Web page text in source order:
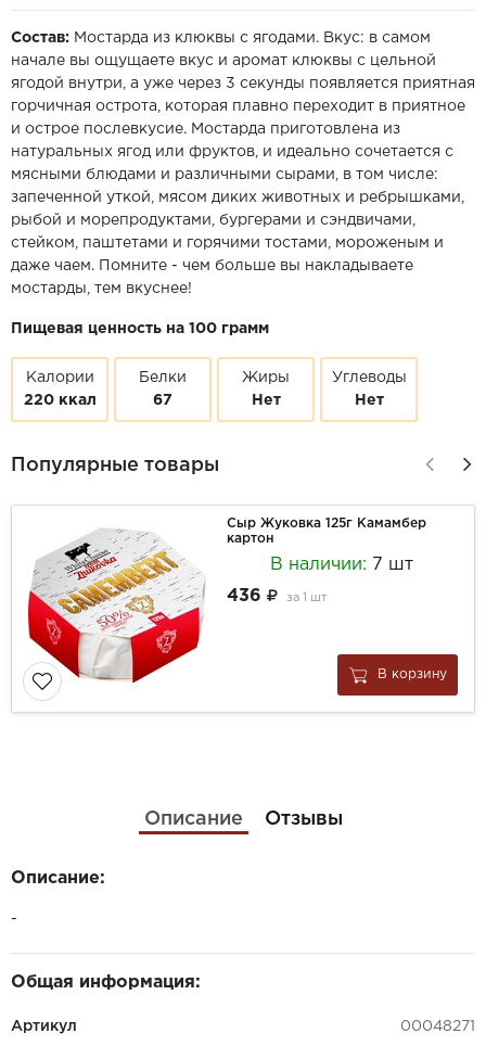
Состав: Мостарда из клюквы с ягодами. Вкус: в самом
начале вы ощущаете вкус и аромат клюквы с цельной
ягодой внутри, а уже через 3 секунды появляется приятная
горчичная острота, которая плавно переходит в приятное
и острое послевкусие. Мостарда приготовлена из
натуральных ягод или фруктов, и идеально сочетается с
мясными блюдами и различными сырами, в том числе:
запеченной уткой, мясом диких животных и ребрышками,
рыбой и морепродуктами, бургерами и сэндвичами,
стейком, паштетами и горячими тостами, мороженым и
даже чаем. Помните - чем больше вы накладываете
мостарды, тем вкуснее!
Пищевая ценность на 100 грамм
Калории
220 ккал
Белки
67
Жиры
Нет
Углеводы
Нет
Популярные товары
Сыр Жуковка 125г Камамбер
картон
В наличии: 7 шт
436
за 1 шт
В корзину
Описание Отзывы
Описание:
-
Общая информация:
Артикул 00048271